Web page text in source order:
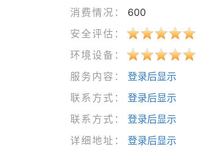
消费情况：
600
安全评估：
环境设备：
服务内容：
登录后显示
联系方式：
登录后显示
联系方式：
登录后显示
详细地址：
登录后显示